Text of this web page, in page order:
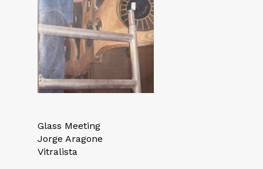
Glass Meeting
Jorge Aragone
Vitralista